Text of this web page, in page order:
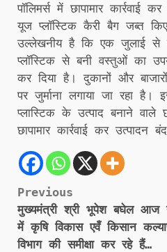
पॉलिमर्स में छापामार
यूज प्लॉस्टिक कैरी बैग जब्त
उल्लेखनीय है कि एक जुलाई से
प्लॉस्टिक से बनी वस्तुओं का
कर दिया है। दुकानों और
पर जुर्माना लगाया जा रहा
प्लास्टिक के उत्पाद बनाने वाले
छापामार कार्रवाई कर उत्पादन
Post
navigation
Previous
मुख्यमंत्री श्री भूपेश बघेल आज
में कृषि विकास एवँ किसान
विभाग की समीक्षा कर रहे हैं…